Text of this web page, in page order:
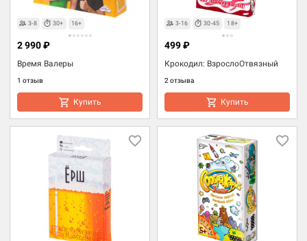
3-8 30+ 16+
Время Валеры
1 отзыв
2 990 ₽
Купить
3-16 30-45 18+
Крокодил: ВзрослоОтвязный
2 отзыва
499 ₽
Купить